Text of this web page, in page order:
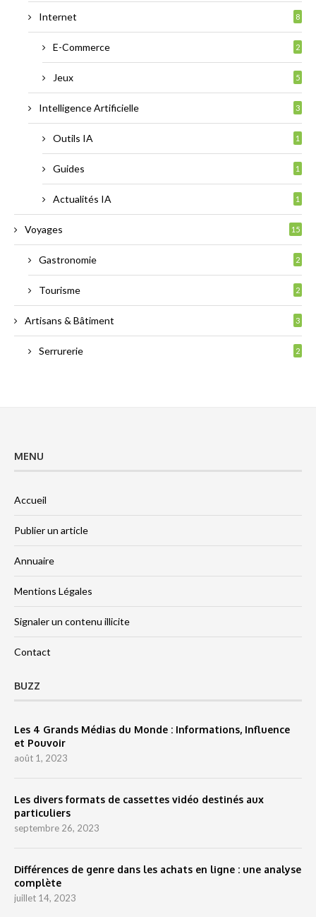
Internet 8
E-Commerce 2
Jeux 5
Intelligence Artificielle 3
Outils IA 1
Guides 1
Actualités IA 1
Voyages 15
Gastronomie 2
Tourisme 2
Artisans & Bâtiment 3
Serrurerie 2
MENU
Accueil
Publier un article
Annuaire
Mentions Légales
Signaler un contenu illicite
Contact
BUZZ
Les 4 Grands Médias du Monde : Informations, Influence
et Pouvoir
août 1, 2023
Les divers formats de cassettes vidéo destinés aux
particuliers
septembre 26, 2023
Différences de genre dans les achats en ligne : une analyse
complète
juillet 14, 2023